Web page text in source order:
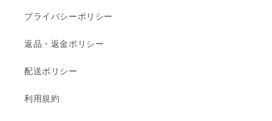
プライバシーポリシー
返品・返金ポリシー
配送ポリシー
利用規約